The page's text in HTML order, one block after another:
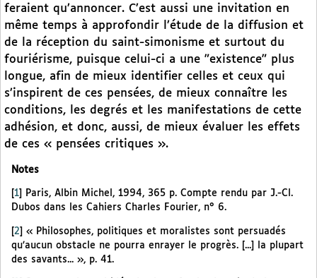
feraient qu’annoncer. C’est aussi une invitation en
même temps à approfondir l’étude de la diffusion et
de la réception du saint-simonisme et surtout du
fouriérisme, puisque celui-ci a une "existence" plus
longue, afin de mieux identifier celles et ceux qui
s’inspirent de ces pensées, de mieux connaître les
conditions, les degrés et les manifestations de cette
adhésion, et donc, aussi, de mieux évaluer les effets
de ces « pensées critiques ».
Notes
1
Paris, Albin Michel, 1994, 365 p. Compte rendu par J.-Cl.
Dubos dans les Cahiers Charles Fourier, n° 6.
[2] « Philosophes, politiques et moralistes sont persuadés
qu’aucun obstacle ne pourra enrayer le progrès. [...] la plupart
des savants... », p. 41.